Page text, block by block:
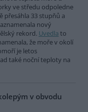
ve středu odpoledne
přesáhla 33 stupňů a
nový
rekord. Uvedla to
že moře v okolí
je letos
také noční teploty na
v obvodu